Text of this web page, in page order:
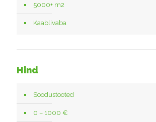
5000+ m2
Kaablivaba
Hind
Soodustooted
0 – 1000 €